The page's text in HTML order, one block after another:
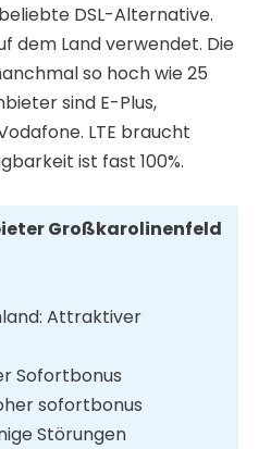
DSL-Alternative.
dem Land verwendet. Die
so hoch wie 25
sind E-Plus,
LTE braucht
ist fast 100%.
Großkarolinenfeld
Attraktiver
Sofortbonus
sofortbonus
Störungen